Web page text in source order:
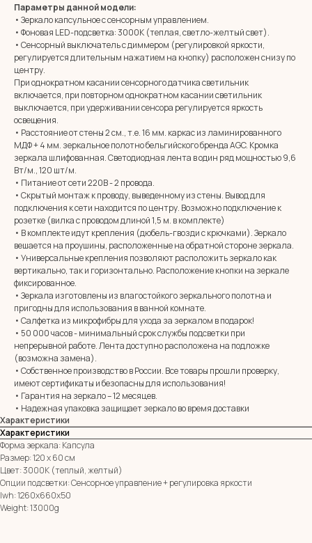
Параметры данной модели:
• Зеркало капсульное с сенсорным управлением.
• Фоновая LED-подсветка: 3000К (теплая, светло-желтый свет).
• Сенсорный выключатель с диммером (регулировкой яркости,
регулируется длительным нажатием на кнопку) расположен снизу по
центру.
При однократном касании сенсорного датчика светильник
включается, при повторном однократном касании светильник
выключается, при удерживании сенсора регулируется яркость
освещения.
• Расстояние от стены 2 см., т.е. 16 мм. каркас из ламинированного
МДФ + 4 мм. зеркальное полотно бельгийского бренда AGC. Кромка
зеркала шлифованная. Светодиодная лента в один ряд мощностью 9,6
Вт/м., 120 шт/м.
• Питание от сети 220В - 2 провода.
• Скрытый монтаж к проводу, выведенному из стены. Вывод для
подключения к сети находится по центру. Возможно подключение к
розетке (вилка с проводом длиной 1,5 м. в комплекте)
• В комплекте идут крепления (дюбель-гвозди с крючками). Зеркало
вешается на проушины, расположенные на обратной стороне зеркала.
• Универсальные крепления позволяют расположить зеркало как
вертикально, так и горизонтально. Расположение кнопки на зеркале
фиксированное.
• Зеркала изготовлены из влагостойкого зеркального полотна и
пригодны для использования в ванной комнате.
• Салфетка из микрофибры для ухода за зеркалом в подарок!
• 50 000 часов - минимальный срок службы подсветки при
непрерывной работе. Лента доступно расположена на подложке
(возможна замена).
• Собственное производство в России. Все товары прошли проверку,
имеют сертификаты и безопасны для использования!
• Гарантия на зеркало – 12 месяцев.
• Надежная упаковка защищает зеркало во время доставки
Характеристики
Характеристики
Форма зеркала: Капсула
Размер: 120 х 60 см
Цвет: 3000К (теплый, желтый)
Опции подсветки: Сенсорное управление + регулировка яркости
lwh: 1260x660x50
Weight: 13000g
MIRROR ROOM
+7 (961) 595-72-73
E-mail:
Адрес: 350037, г. Краснодар,
х. им. Ленина, ДНТ Виктория,
ул. Казачья, д. 2А
zerkala@ksk23.ru
Остались вопросы?
Оставь заявку и мы с Вами свяжемся
Имя
Телефон
+7
Я согласен с политикой конфиденциальности